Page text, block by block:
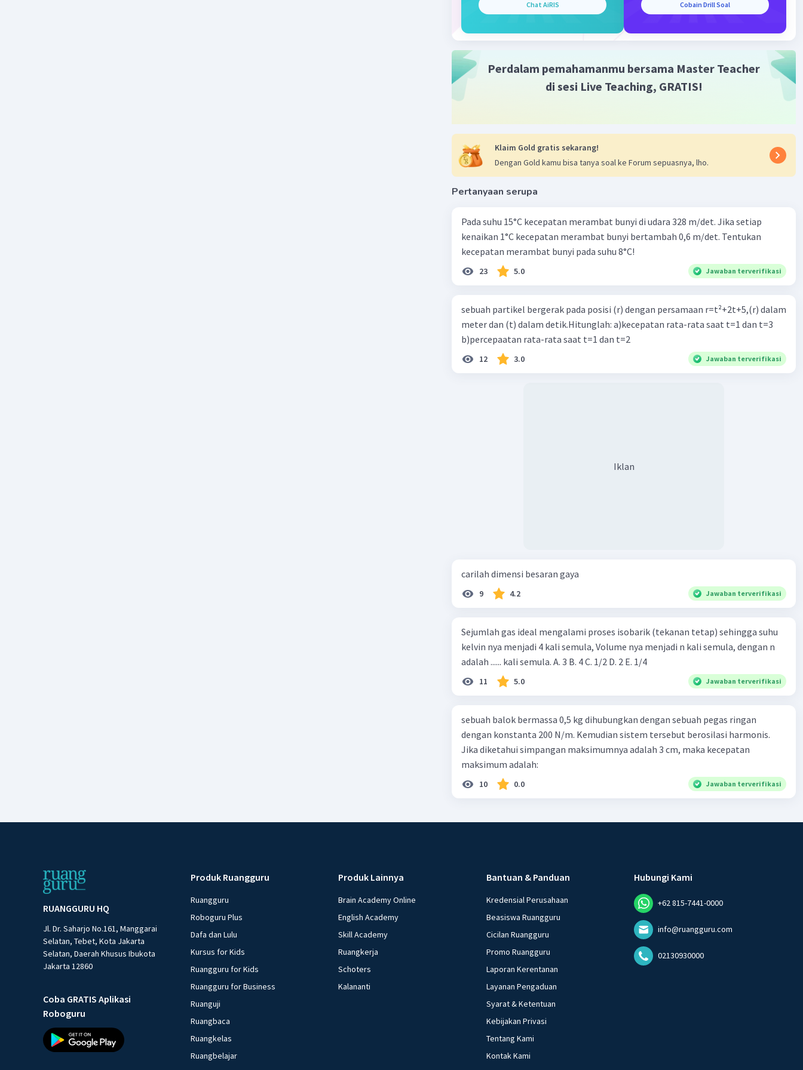
Chat AiRIS Cobain Drill Soal
Perdalam pemahamanmu bersama Master Teacher
di sesi Live Teaching, GRATIS!
Klaim Gold gratis sekarang!
Dengan Gold kamu bisa tanya soal ke Forum sepuasnya, lho.
Pertanyaan serupa
Pada suhu 15°C kecepatan merambat bunyi di udara 328 m/det. Jika setiap
kenaikan 1°C kecepatan merambat bunyi bertambah 0,6 m/det. Tentukan
kecepatan merambat bunyi pada suhu 8°C!
23 5.0 Jawaban terverifikasi
sebuah partikel bergerak pada posisi (r) dengan persamaan r=t²+2t+5,(r) dalam
meter dan (t) dalam detik.Hitunglah: a)kecepatan rata-rata saat t=1 dan t=3
b)percepaatan rata-rata saat t=1 dan t=2
12 3.0 Jawaban terverifikasi
Iklan
carilah dimensi besaran gaya
9 4.2 Jawaban terverifikasi
Sejumlah gas ideal mengalami proses isobarik (tekanan tetap) sehingga suhu
kelvin nya menjadi 4 kali semula, Volume nya menjadi n kali semula, dengan n
adalah ...... kali semula. A. 3 B. 4 C. 1/2 D. 2 E. 1/4
11 5.0 Jawaban terverifikasi
sebuah balok bermassa 0,5 kg dihubungkan dengan sebuah pegas ringan
dengan konstanta 200 N/m. Kemudian sistem tersebut berosilasi harmonis.
Jika diketahui simpangan maksimumnya adalah 3 cm, maka kecepatan
maksimum adalah:
10 0.0 Jawaban terverifikasi
RUANGGURU HQ
Jl. Dr. Saharjo No.161, Manggarai
Selatan, Tebet, Kota Jakarta
Selatan, Daerah Khusus Ibukota
Jakarta 12860
Coba GRATIS Aplikasi
Roboguru
Produk Ruangguru
Ruangguru
Roboguru Plus
Dafa dan Lulu
Kursus for Kids
Ruangguru for Kids
Ruangguru for Business
Ruanguji
Ruangbaca
Ruangkelas
Ruangbelajar
Produk Lainnya
Brain Academy Online
English Academy
Skill Academy
Ruangkerja
Schoters
Kalananti
Bantuan & Panduan
Kredensial Perusahaan
Beasiswa Ruangguru
Cicilan Ruangguru
Promo Ruangguru
Laporan Kerentanan
Layanan Pengaduan
Syarat & Ketentuan
Kebijakan Privasi
Tentang Kami
Kontak Kami
Hubungi Kami
+62 815-7441-0000
info@ruangguru.com
02130930000